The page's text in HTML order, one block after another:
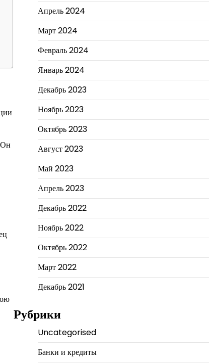
Апрель 2024
Март 2024
Февраль 2024
Январь 2024
Декабрь 2023
Ноябрь 2023
Октябрь 2023
Август 2023
Май 2023
Апрель 2023
Декабрь 2022
Ноябрь 2022
Октябрь 2022
Март 2022
Декабрь 2021
Рубрики
Uncategorised
Банки и кредиты